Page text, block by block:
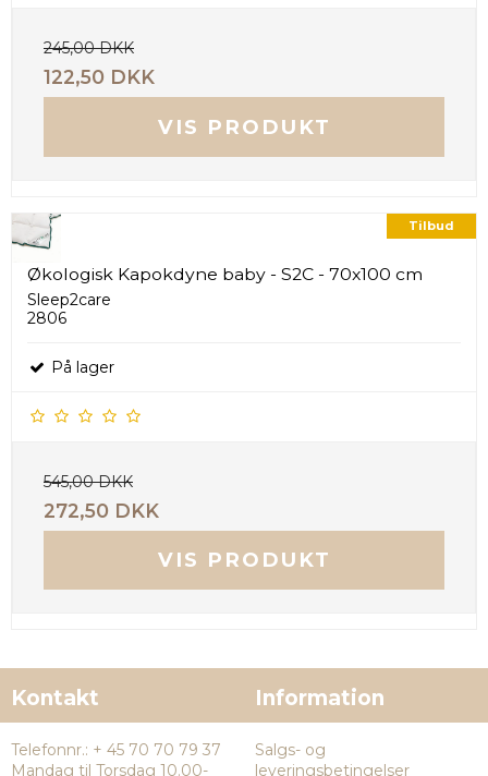
245,00 DKK
122,50 DKK
VIS PRODUKT
Tilbud
Økologisk Kapokdyne baby - S2C - 70x100 cm
Sleep2care
2806
På lager
545,00 DKK
272,50 DKK
VIS PRODUKT
Kontakt
Telefonnr.: + 45 70 70 79 37
Mandag til Torsdag 10.00-
Information
Salgs- og
leveringsbetingelser